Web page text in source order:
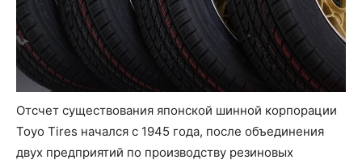
Отсчет существования японской шинной корпорации
Toyo Tires начался с 1945 года, после объединения
двух предприятий по производству резиновых